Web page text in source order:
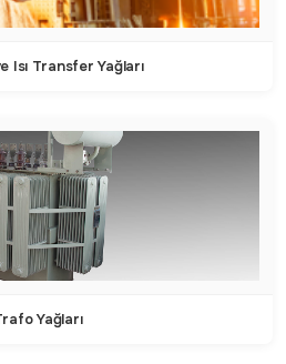
Isı Transfer Yağları
Yağları